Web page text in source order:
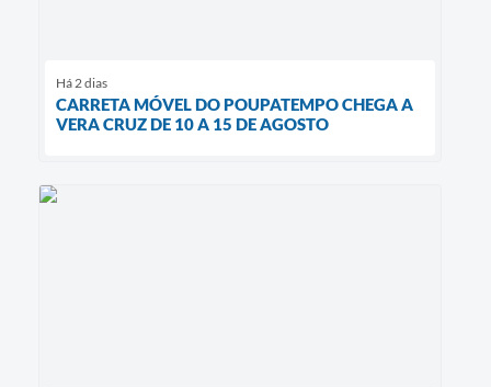
Há 2 dias
CARRETA MÓVEL DO POUPATEMPO CHEGA A
VERA CRUZ DE 10 A 15 DE AGOSTO